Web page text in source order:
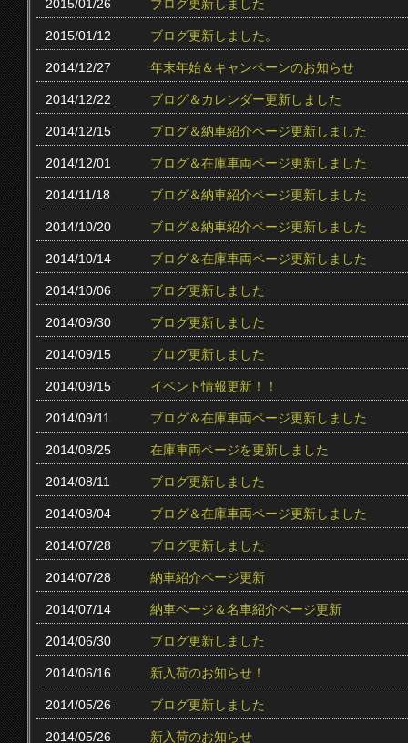
2015/01/26 ブログ更新しました
2015/01/12 ブログ更新しました。
2014/12/27 年末年始＆キャンペーンのお知らせ
2014/12/22 ブログ＆カレンダー更新しました
2014/12/15 ブログ＆納車紹介ページ更新しました
2014/12/01 ブログ＆在庫車両ページ更新しました
2014/11/18 ブログ＆納車紹介ページ更新しました
2014/10/20 ブログ＆納車紹介ページ更新しました
2014/10/14 ブログ＆在庫車両ページ更新しました
2014/10/06 ブログ更新しました
2014/09/30 ブログ更新しました
2014/09/15 ブログ更新しました
2014/09/15 イベント情報更新！！
2014/09/11 ブログ＆在庫車両ページ更新しました
2014/08/25 在庫車両ページを更新しました
2014/08/11 ブログ更新しました
2014/08/04 ブログ＆在庫車両ページ更新しました
2014/07/28 ブログ更新しました
2014/07/28 納車紹介ページ更新
2014/07/14 納車ページ＆名車紹介ページ更新
2014/06/30 ブログ更新しました
2014/06/16 新入荷のお知らせ！
2014/05/26 ブログ更新しました
2014/05/26 新入荷のお知らせ